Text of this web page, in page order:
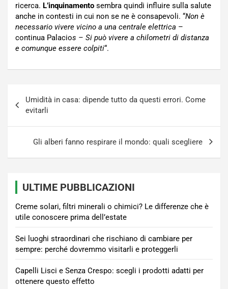
ricerca. L’inquinamento sembra quindi influire sulla salute
anche in contesti in cui non se ne è consapevoli. “Non è
necessario vivere vicino a una centrale elettrica –
continua Palacios – Si può vivere a chilometri di distanza
e comunque essere colpiti“.
articoli
Umidità in casa: dipende tutto da questi errori. Come
evitarli
Gli alberi fanno respirare il mondo: quali scegliere
ULTIME PUBBLICAZIONI
Creme solari, filtri minerali o chimici? Le differenze che è
utile conoscere prima dell’estate
Sei luoghi straordinari che rischiano di cambiare per
sempre: perché dovremmo visitarli e proteggerli
Capelli Lisci e Senza Crespo: scegli i prodotti adatti per
ottenere questo effetto